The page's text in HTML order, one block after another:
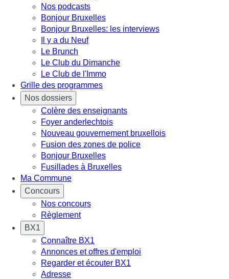
Nos podcasts
Bonjour Bruxelles
Bonjour Bruxelles: les interviews
Il y a du Neuf
Le Brunch
Le Club du Dimanche
Le Club de l'Immo
Grille des programmes
Nos dossiers
Colère des enseignants
Foyer anderlechtois
Nouveau gouvernement bruxellois
Fusion des zones de police
Bonjour Bruxelles
Fusillades à Bruxelles
Ma Commune
Concours
Nos concours
Règlement
BX1
Connaître BX1
Annonces et offres d'emploi
Regarder et écouter BX1
Adresse